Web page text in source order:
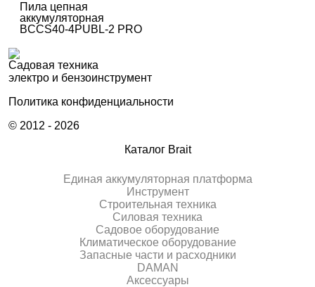
Пила цепная
аккумуляторная
BCCS40-4PUBL-2 PRO
Садовая техника
электро и бензоинструмент
Политика конфиденциальности
© 2012 - 2026
Каталог Brait
Единая аккумуляторная платформа
Инcтрумент
Строительная техника
Силовая техника
Садовое оборудование
Климатическое оборудование
Запасные части и расходники
DAMAN
Аксессуары